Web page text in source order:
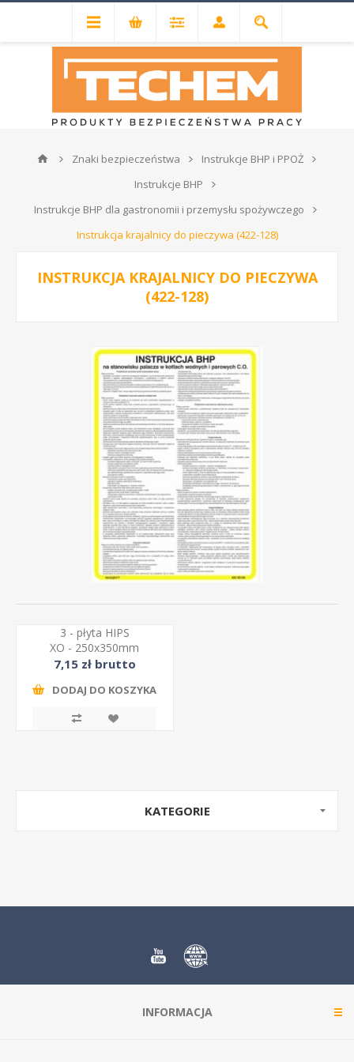
Znaki bezpieczeństwa
Instrukcje BHP i PPOŻ
Instrukcje BHP
Instrukcje BHP dla gastronomii i przemysłu spożywczego
Instrukcja krajalnicy do pieczywa (422-128)
INSTRUKCJA KRAJALNICY DO PIECZYWA
(422-128)
3 - płyta HIPS
XO - 250x350mm
7,15 zł brutto
DODAJ DO KOSZYKA
KATEGORIE
INFORMACJA